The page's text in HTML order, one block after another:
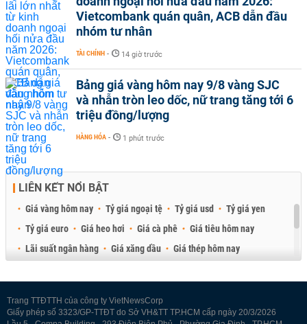
Vietcombank quán quân, ACB dẫn đầu
nhóm tư nhân
TÀI CHÍNH - 14 giờ trước
Bảng giá vàng hôm nay 9/8 vàng SJC
và nhẫn tròn leo dốc, nữ trang tăng tới 6
triệu đồng/lượng
HÀNG HÓA - 1 phút trước
LIÊN KẾT NỔI BẬT
Giá vàng hôm nay Tỷ giá ngoại tệ Tỷ giá usd
Tỷ giá yen
Tỷ giá euro
Giá heo hơi Giá cà phê
Giá tiêu hôm nay
Lãi suất ngân hàng
Giá xăng dầu
Giá thép hôm nay
Trang TTĐTTH của công ty VietNewsCorp
Giấy phép số 3323/GP-TTĐT do Sở VH&TT TP.HCM cấp ngày 20/3/2026